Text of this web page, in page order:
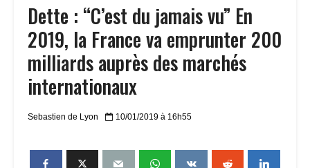
Dette : “C’est du jamais vu” En
2019, la France va emprunter 200
milliards auprès des marchés
internationaux
Sebastien de Lyon 10/01/2019 à 16h55